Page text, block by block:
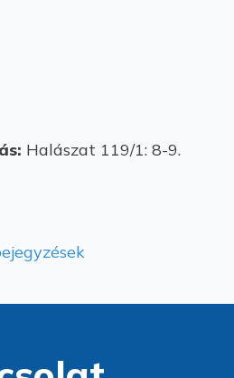
Halászat 119/1: 8-9.